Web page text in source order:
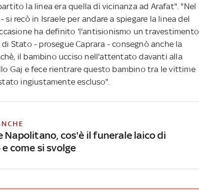
la linea era quella di vicinanza ad Arafat". "Nel
si recò in Israele per andare a spiegare la linea del
ha definito 'l'antisionismo un travestimento
Stato - prosegue Caprara - consegnò anche la
il bambino ucciso nell'attentato davanti alla
Gaj e fece rientrare questo bambino tra le vittime
ingiustamente escluso".
Napolitano, cos'è il funerale laico di
come si svolge